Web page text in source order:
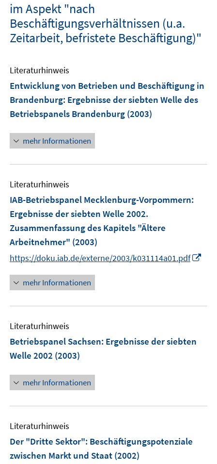
im Aspekt "nach
Beschäftigungsverhältnissen (u.a.
Zeitarbeit, befristete Beschäftigung)"
Literaturhinweis
Entwicklung von Betrieben und Beschäftigung in
Brandenburg: Ergebnisse der siebten Welle des
Betriebspanels Brandenburg (2003)
mehr Informationen
Literaturhinweis
IAB-Betriebspanel Mecklenburg-Vorpommern:
Ergebnisse der siebten Welle 2002.
Zusammenfassung des Kapitels "Ältere
Arbeitnehmer" (2003)
https://doku.iab.de/externe/2003/k031114a01.pdf
u
r
mehr Informationen
Literaturhinweis
Betriebspanel Sachsen: Ergebnisse der siebten
Welle 2002 (2003)
mehr Informationen
Literaturhinweis
Der "Dritte Sektor": Beschäftigungspotenziale
zwischen Markt und Staat (2002)